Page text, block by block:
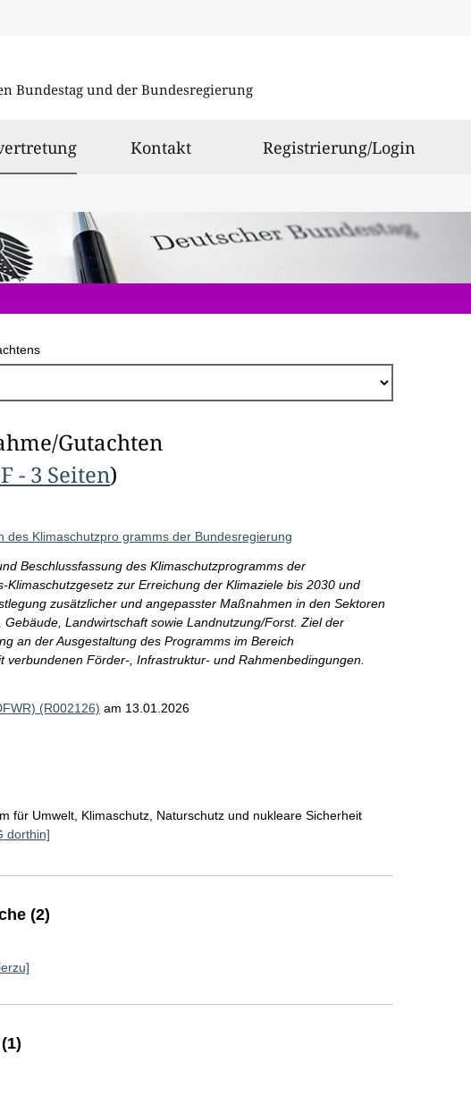
Bundestag und der Bundesregierung
ausgewählt
Kontakt Registrierung/Login
Gutachten
- 3 Seiten)
des Klimaschutzpro gramms der Bundesregierung
Beschlussfassung des Klimaschutzprogramms der
zur Erreichung der Klimaziele bis 2030 und
zusätzlicher und angepasster Maßnahmen in den Sektoren
Landwirtschaft sowie Landnutzung/Forst. Ziel der
an der Ausgestaltung des Programms im Bereich
Förder-, Infrastruktur- und Rahmenbedingungen.
(R002126) am 13.01.2026
für Umwelt, Klimaschutz, Naturschutz und nukleare Sicherheit
dorthin]
(2)